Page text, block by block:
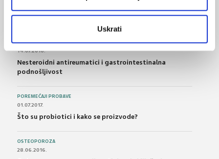
Uskrati
Bolna leđa - medicinske vježbe (nove smjernice)
FARMAKOLOGIJA
14.07.2016.
Nesteroidni antireumatici i gastrointestinalna
podnošljivost
POREMEĆAJI PROBAVE
01.07.2017.
Što su probiotici i kako se proizvode?
OSTEOPOROZA
28.06.2016.